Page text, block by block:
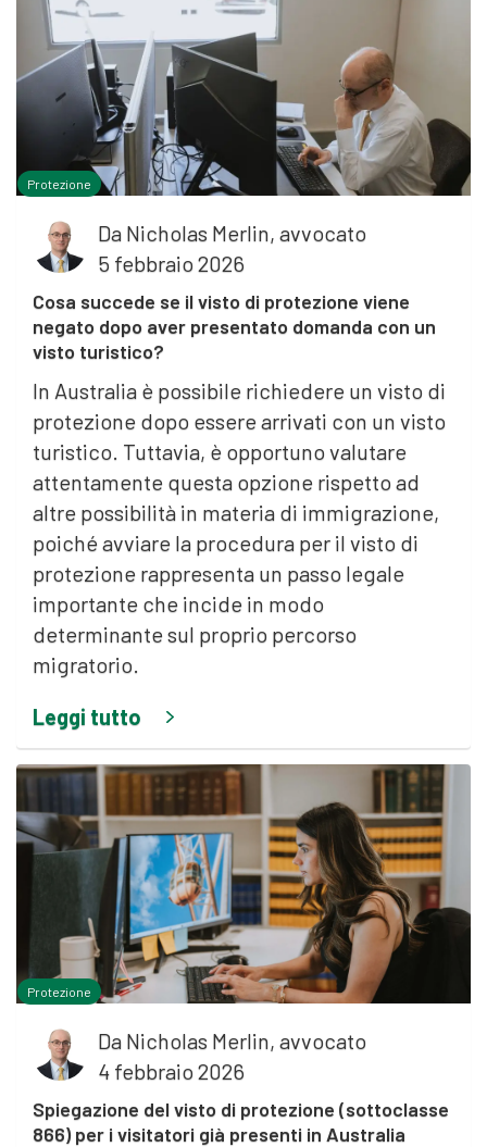
Protezione
Da Nicholas Merlin, avvocato
5 febbraio 2026
Cosa succede se il visto di protezione viene
negato dopo aver presentato domanda con un
visto turistico?
In Australia è possibile richiedere un visto di
protezione dopo essere arrivati con un visto
turistico. Tuttavia, è opportuno valutare
attentamente questa opzione rispetto ad
altre possibilità in materia di immigrazione,
poiché avviare la procedura per il visto di
protezione rappresenta un passo legale
importante che incide in modo
determinante sul proprio percorso
migratorio.
Leggi tutto
Protezione
Da Nicholas Merlin, avvocato
4 febbraio 2026
Spiegazione del visto di protezione (sottoclasse
866) per i visitatori già presenti in Australia